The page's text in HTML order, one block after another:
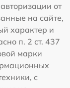
от
на сайте,
характер и
п. 2 ст. 437
марки
с